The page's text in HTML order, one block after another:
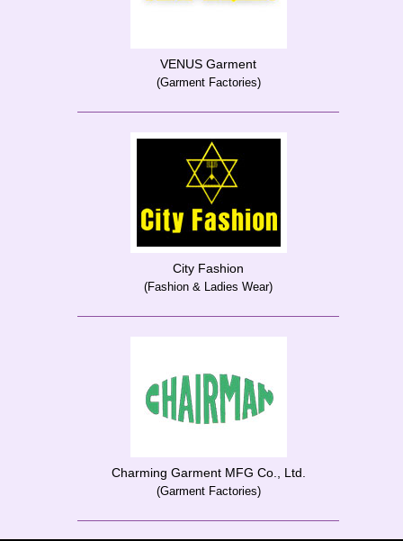
VENUS Garment
(Garment Factories)
City Fashion
(Fashion & Ladies Wear)
Charming Garment MFG Co., Ltd.
(Garment Factories)